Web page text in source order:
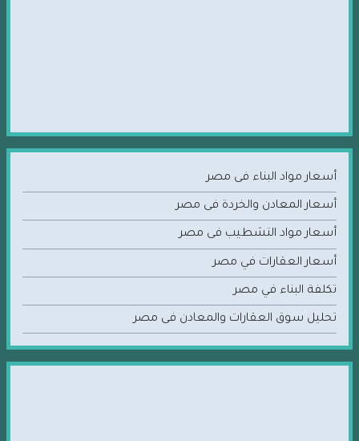
أسعار مواد البناء فى مصر
أسعار المعادن والخردة فى مصر
أسعار مواد التشطيب فى مصر
أسعار العقارات في مصر
تكلفة البناء في مصر
تحليل سوق العقارات والمعادن فى مصر